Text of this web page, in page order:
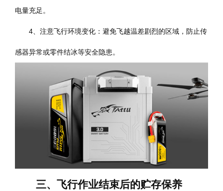
电量充足。
4、注意飞行环境变化：避免飞越温差剧烈的区域，防止传
感器异常或零件结冰等安全隐患。
三、飞行作业结束后的贮存保养